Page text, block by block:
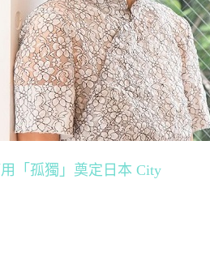
「孤獨」奠定日本 City